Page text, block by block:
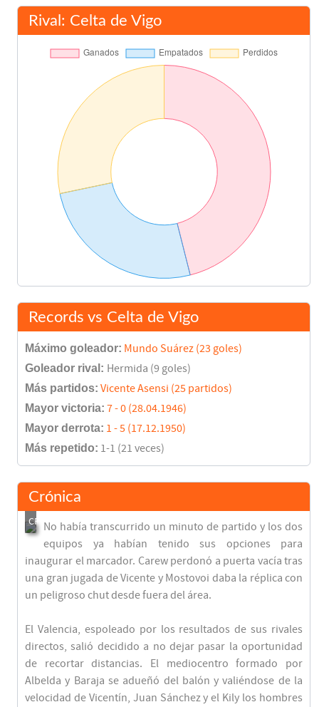
70'
Catanha 71'
Cáceres
Vagner
Kily González
Penalty fallado
90'
Jayo 91'
Vagner 95'
Final del partido 96'
Rival: Celta de Vigo
Records vs Celta de Vigo
Máximo goleador: Mundo Suárez (23 goles)
Goleador rival: Hermida (9 goles)
Más partidos: Vicente Asensi (25 partidos)
Mayor victoria: 7 - 0 (28.04.1946)
Mayor derrota: 1 - 5 (17.12.1950)
Más repetido: 1-1 (21 veces)
Crónica
No había transcurrido un minuto de partido y los dos
equipos ya habían tenido sus opciones para
inaugurar el marcador. Carew perdonó a puerta vacía tras
una gran jugada de Vicente y Mostovoi daba la réplica con
un peligroso chut desde fuera del área.
El Valencia, espoleado por los resultados de sus rivales
directos, salió decidido a no dejar pasar la oportunidad
de recortar distancias. El mediocentro formado por
Albelda y Baraja se adueñó del balón y valiéndose de la
velocidad de Vicentín, Juan Sánchez y el Kily los hombres